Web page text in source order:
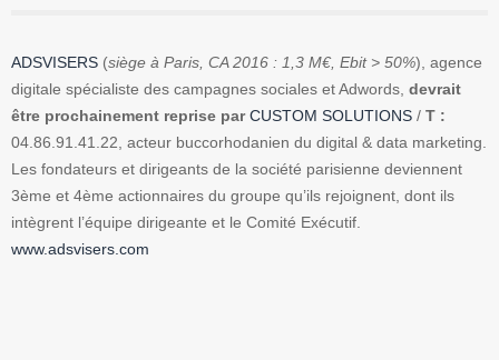
ADSVISERS (siège à Paris, CA 2016 : 1,3 M€, Ebit > 50%), agence
digitale spécialiste des campagnes sociales et Adwords, devrait
être prochainement reprise par CUSTOM SOLUTIONS / T :
04.86.91.41.22, acteur buccorhodanien du digital & data marketing.
Les fondateurs et dirigeants de la société parisienne deviennent
3ème et 4ème actionnaires du groupe qu’ils rejoignent, dont ils
intègrent l’équipe dirigeante et le Comité Exécutif.
www.adsvisers.com